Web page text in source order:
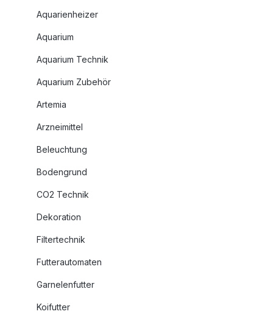
Aquarienheizer
Aquarium
Aquarium Technik
Aquarium Zubehör
Artemia
Arzneimittel
Beleuchtung
Bodengrund
CO2 Technik
Dekoration
Filtertechnik
Futterautomaten
Garnelenfutter
Koifutter